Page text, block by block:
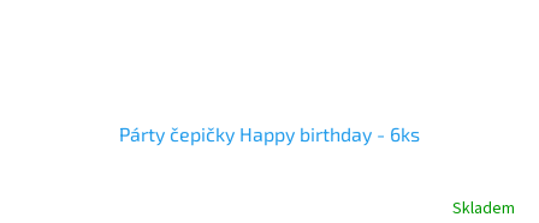
Párty čepičky Happy birthday - 6ks
Skladem